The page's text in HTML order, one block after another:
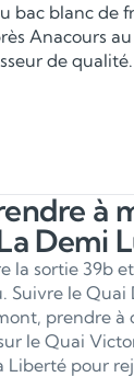
blanc de
de
à
Demi
la sortie 39b
le Quai
prendre à
le Quai
Liberté pour